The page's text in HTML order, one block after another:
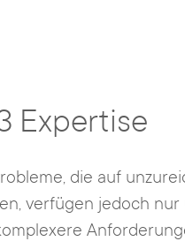
Expertise
die auf
verfügen jedoch